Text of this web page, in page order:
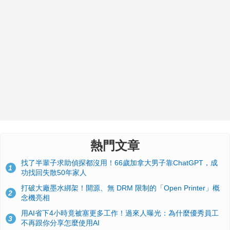
熱門文章
1
找了半輩子求助偵探都沒用！66歲加拿大男子靠ChatGPT，成
功找回失散50年家人
2
打破大廠墨水綁架！開源、無 DRM 限制的「Open Printer」概
念機亮相
3
用AI省下4小時竟被塞更多工作！過來人曝光：為什麼優秀員工
不再跟你分享怎麼使用AI